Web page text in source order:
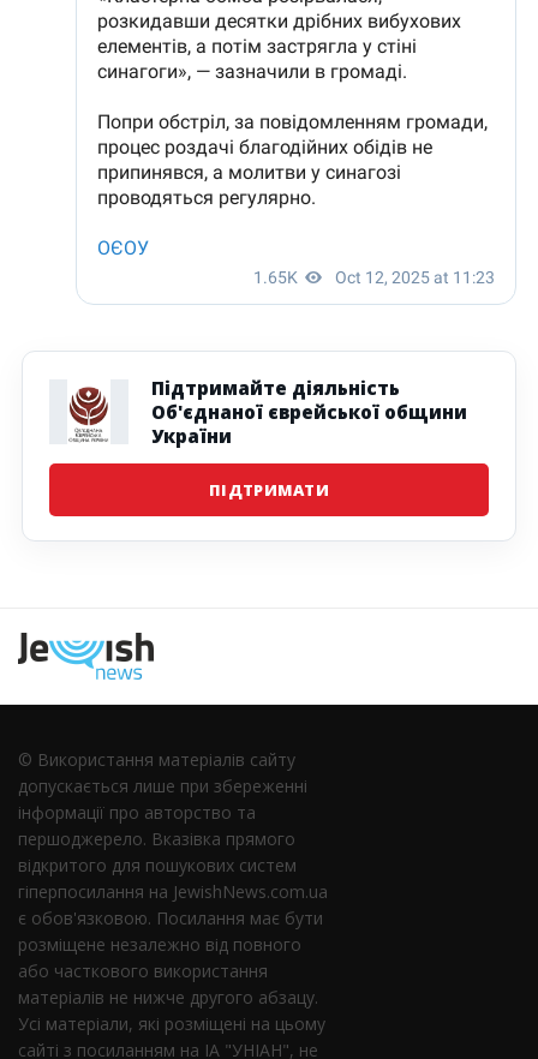
Підтримайте діяльність
Об'єднаної єврейської общини
України
ПІДТРИМАТИ
© Використання матеріалів сайту
допускається лише при збереженні
інформації про авторство та
першоджерело. Вказівка ​​прямого
відкритого для пошукових систем
гіперпосилання на JewishNews.com.ua
є обов'язковою. Посилання має бути
розміщене незалежно від повного
або часткового використання
матеріалів не нижче другого абзацу.
Усі матеріали, які розміщені на цьому
сайті з посиланням на ІА "УНІАН", не